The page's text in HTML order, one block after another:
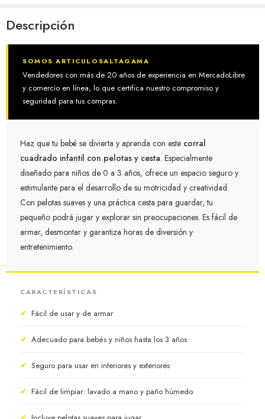
Descripción
SOMOS ARTICULOSALTAGAMA
Vendedores con más de 20 años de experiencia en MercadoLibre
y comercio en línea, lo que certifica nuestro compromiso y
seguridad para tus compras.
Haz que tu bebé se divierta y aprenda con este corral
cuadrado infantil con pelotas y cesta. Especialmente
diseñado para niños de 0 a 3 años, ofrece un espacio seguro y
estimulante para el desarrollo de su motricidad y creatividad.
Con pelotas suaves y una práctica cesta para guardar, tu
pequeño podrá jugar y explorar sin preocupaciones. Es fácil de
armar, desmontar y garantiza horas de diversión y
entretenimiento.
CARACTERÍSTICAS
✔ Fácil de usar y de armar
✔ Adecuado para bebés y niños hasta los 3 años
✔ Seguro para usar en interiores y exteriores
✔ Fácil de limpiar: lavado a mano y paño húmedo